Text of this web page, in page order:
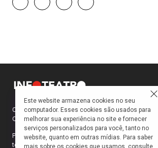
Como faço para ir ao teatro? Onde compro
Quais peças estão em cartaz?
Para responder a essas e outras perguntas,
teatrais do INFOTEATRO.
Este website armazena cookies no seu
computador. Esses cookies são usados para
melhorar sua experiência no site e fornecer
serviços personalizados para você, tanto no
website, quanto em outras mídias. Para saber
mais sobre os cookies que usamos, consulte